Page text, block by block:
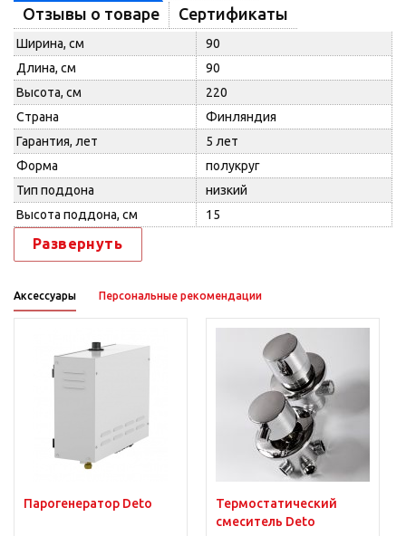
Отзывы о товаре
Сертификаты
Ширина, см
90
Длина, см
90
Высота, см
220
Страна
Финляндия
Гарантия, лет
5 лет
Форма
полукруг
Тип поддона
низкий
Высота поддона, см
15
Развернуть
Аксессуары Персональные рекомендации
Парогенератор Deto
Термостатический
смеситель Deto